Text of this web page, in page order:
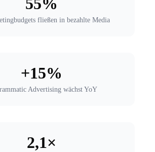
fließen in bezahlte Media
+15%
Advertising wächst YoY
2,1×